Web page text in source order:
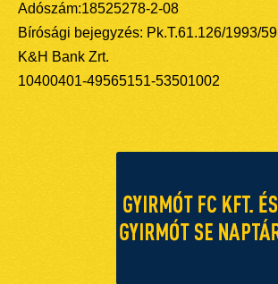
Adószám:18525278-2-08
Bírósági bejegyzés: Pk.T.61.126/1993/59
K&H Bank Zrt.
10400401-49565151-53501002